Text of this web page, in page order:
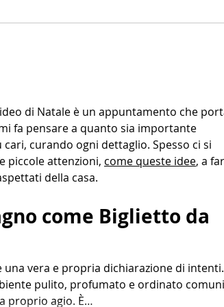
di Natale è un appuntamento che
fa pensare a quanto sia importante
curando ogni dettaglio. Spesso ci si
piccole attenzioni, come queste idee, a
della casa.
come Biglietto da
vera e propria dichiarazione di intenti.
pulito, profumato e ordinato
proprio agio. È…